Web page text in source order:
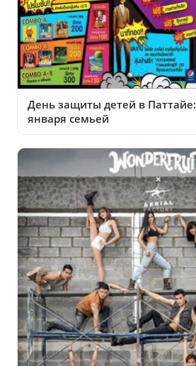
День защиты детей в
января семьей